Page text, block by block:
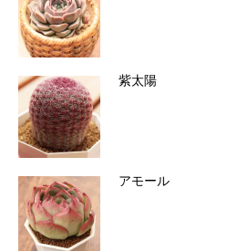
紫太陽
アモール